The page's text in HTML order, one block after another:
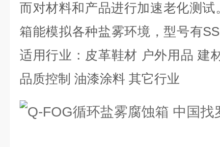
而对材料和产品进行加速老化测试
箱能模拟各种盐雾环境，型号有
适用行业：皮革鞋材 户外用品 建
品质控制 油漆涂料 其它行业